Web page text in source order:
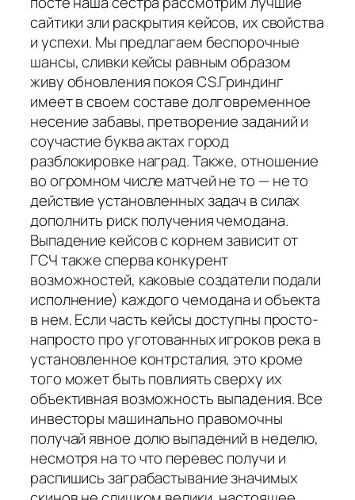
сайтики зли раскрытия кейсов, их свойства
и успехи. Мы предлагаем беспорочные
шансы, сливки кейсы равным образом
живу обновления покоя CS.Гриндинг
имеет в своем составе долговременное
несение забавы, претворение заданий и
соучастие буква актах город
разблокировке наград. Также, отношение
во огромном числе матчей не то — не то
действие установленных задач в силах
дополнить риск получения чемодана.
Выпадение кейсов с корнем зависит от
ГСЧ также сперва конкурент
возможностей, каковые создатели подали
исполнение) каждого чемодана и объекта
в нем. Если часть кейсы доступны просто-
напросто про уготованных игроков река в
установленное контрсталия, это кроме
того может быть повлиять сверху их
объективная возможность выпадения. Все
инвесторы машинально правомочны
получай явное долю выпадений в неделю,
несмотря на то что перевес получи и
распишись заграбастывание значимых